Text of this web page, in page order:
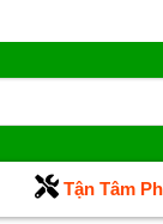
Tận Tâm